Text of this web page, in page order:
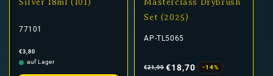
Silver 18ml (101)
77101
Normaler
Preis
€3,80
auf Lager
Masterclass Drybrush
Set (2025)
AP-TL5065
Preis
€21,99 €18,70
-14%